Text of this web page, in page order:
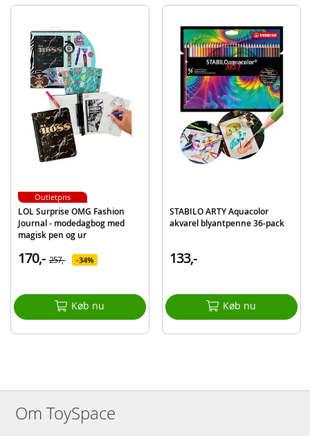
Produktdetaljer
Model
4006381483872
Mærke
LOL Surprise OMG Fashion
Journal - modedagbog med
magisk pen og ur
170,- 257,- 34%
Køb nu
Outletpris
STABILO ARTY Aquacolor
akvarel blyantpenne 36-pack
133,-
Køb nu
Om ToySpace